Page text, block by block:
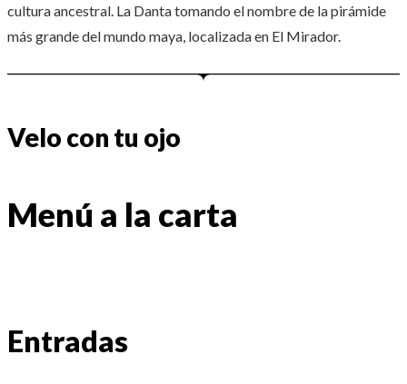
cultura ancestral. La Danta tomando el nombre de la pirámide
más grande del mundo maya, localizada en El Mirador.
Velo con tu ojo
Menú a la carta
Entradas